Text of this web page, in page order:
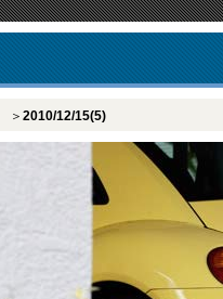
2010/12/15(5)